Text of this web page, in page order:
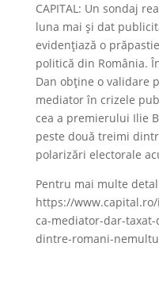
CAPITAL: Un sondaj
luna mai și dat
evidențiază o
politică din România.
Dan obține o validare
mediator în crizele
cea a premierului Ilie
peste două treimi
polarizări electorale
Pentru mai multe
https://
ca-mediator-dar-
dintre-romani-